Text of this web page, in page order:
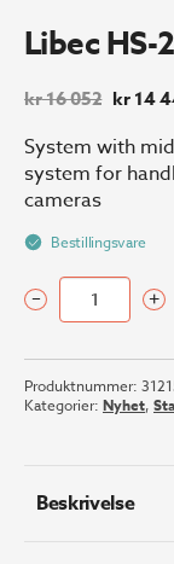
Libec HS-
kr16 052
var:
kr 16
052.
kr14
System with
system for
cameras
Bestillingsvare
Libec
250MQ
antall
– +
Produktnummer:
Kategorier: Nyhet,
Beskrivelse